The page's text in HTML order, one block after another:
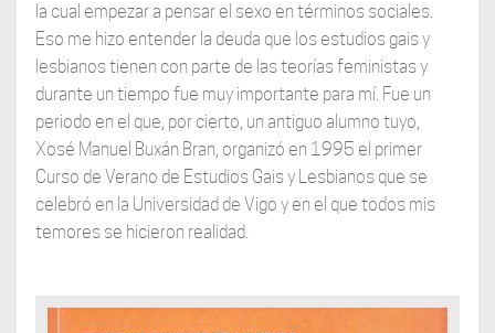
la cual empezar a pensar el sexo en términos sociales.
Eso me hizo entender la deuda que los estudios gais y
lesbianos tienen con parte de las teorías feministas y
durante un tiempo fue muy importante para mí. Fue un
periodo en el que, por cierto, un antiguo alumno tuyo,
Xosé Manuel Buxán Bran, organizó en 1995 el primer
Curso de Verano de Estudios Gais y Lesbianos que se
celebró en la Universidad de Vigo y en el que todos mis
temores se hicieron realidad.